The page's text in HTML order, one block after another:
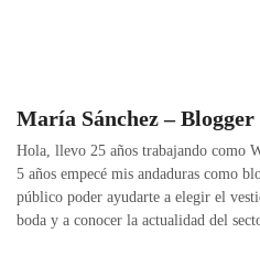
María Sánchez – Blogger
Hola, llevo 25 años trabajando como
5 años empecé mis andaduras como
público poder ayudarte a elegir el
boda y a conocer la actualidad del